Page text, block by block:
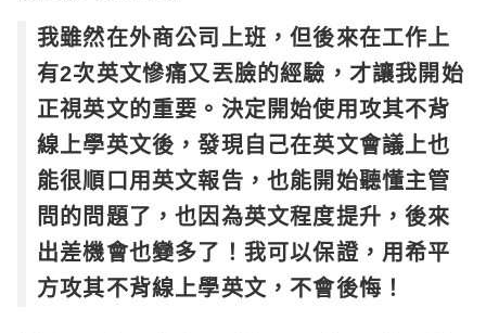
我雖然在外商公司上班，但後來在工作上
有2次英文慘痛又丟臉的經驗，才讓我開始
正視英文的重要。決定開始使用攻其不背
線上學英文後，發現自己在英文會議上也
能很順口用英文報告，也能開始聽懂主管
問的問題了，也因為英文程度提升，後來
出差機會也變多了！我可以保證，用希平
方攻其不背線上學英文，不會後悔！